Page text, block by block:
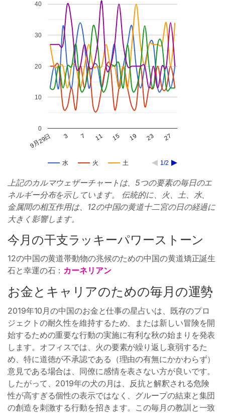
水 火 土 1/2
9月29日 3 7 11 15 19 23 27
0
10
20
30
40
上記のカルマウェザーチャートは、5つの要素の毎日のエ
ネルギー分布を示しています。 伝統的に、火、土、水、
金属間の相互作用は、12の中国の黄道十二宮の日の経過に
大きく影響します。
今月の干支ラッキーパワーストーン
12の中国の黄道帯動物の兆候のための中国の黄道矯正誕生
石と幸運の石： カーネリアン
お金とキャリアのための毎月の運勢
2019年10月の中国のお金と仕事の星占いは、既存のプロ
ジェクトの耐久性を維持するため、または新しい冒険を開
始するための重要な行動の実施に有利な秋の始まりを発表
します。オフィスでは、火の要素が繰り返し衰弱するた
め、特に道徳が不承認である（理由の有無にかかわらず）
意見である場合は、同僚に感情を表さない方が良いです。
したがって、2019年の犬の月は、反抗と解釈される危険
性が高すぎる個性の表示ではなく、グループの結束と集団
の創造を刺激する行動を招きます。この毎月の教訓と一致